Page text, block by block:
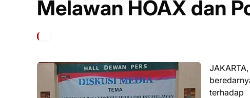
Melawan HOAX dan